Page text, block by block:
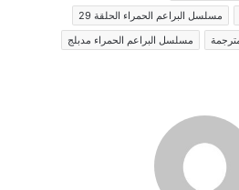
مسلسل البراعم الحمراء الحلقة 29
مسلسل البراعم الحمراء مدبلج